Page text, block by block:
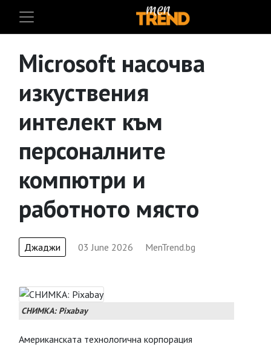
Microsoft насочва
изкуствения
интелект към
персоналните
компютри и
работното място
Джаджи 03 June 2026 MenTrend.bg
СНИМКА: Pixabay
Американската технологична корпорация